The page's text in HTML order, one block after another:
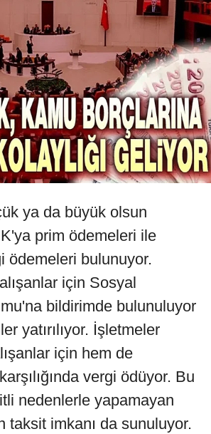
ya da büyük olsun
prim ödemeleri ile
ödemeleri bulunuyor.
için Sosyal
bildirimde bulunuluyor
yatırılıyor. İşletmeler
için hem de
vergi ödüyor. Bu
nedenlerle yapamayan
taksit imkanı da sunuluyor.